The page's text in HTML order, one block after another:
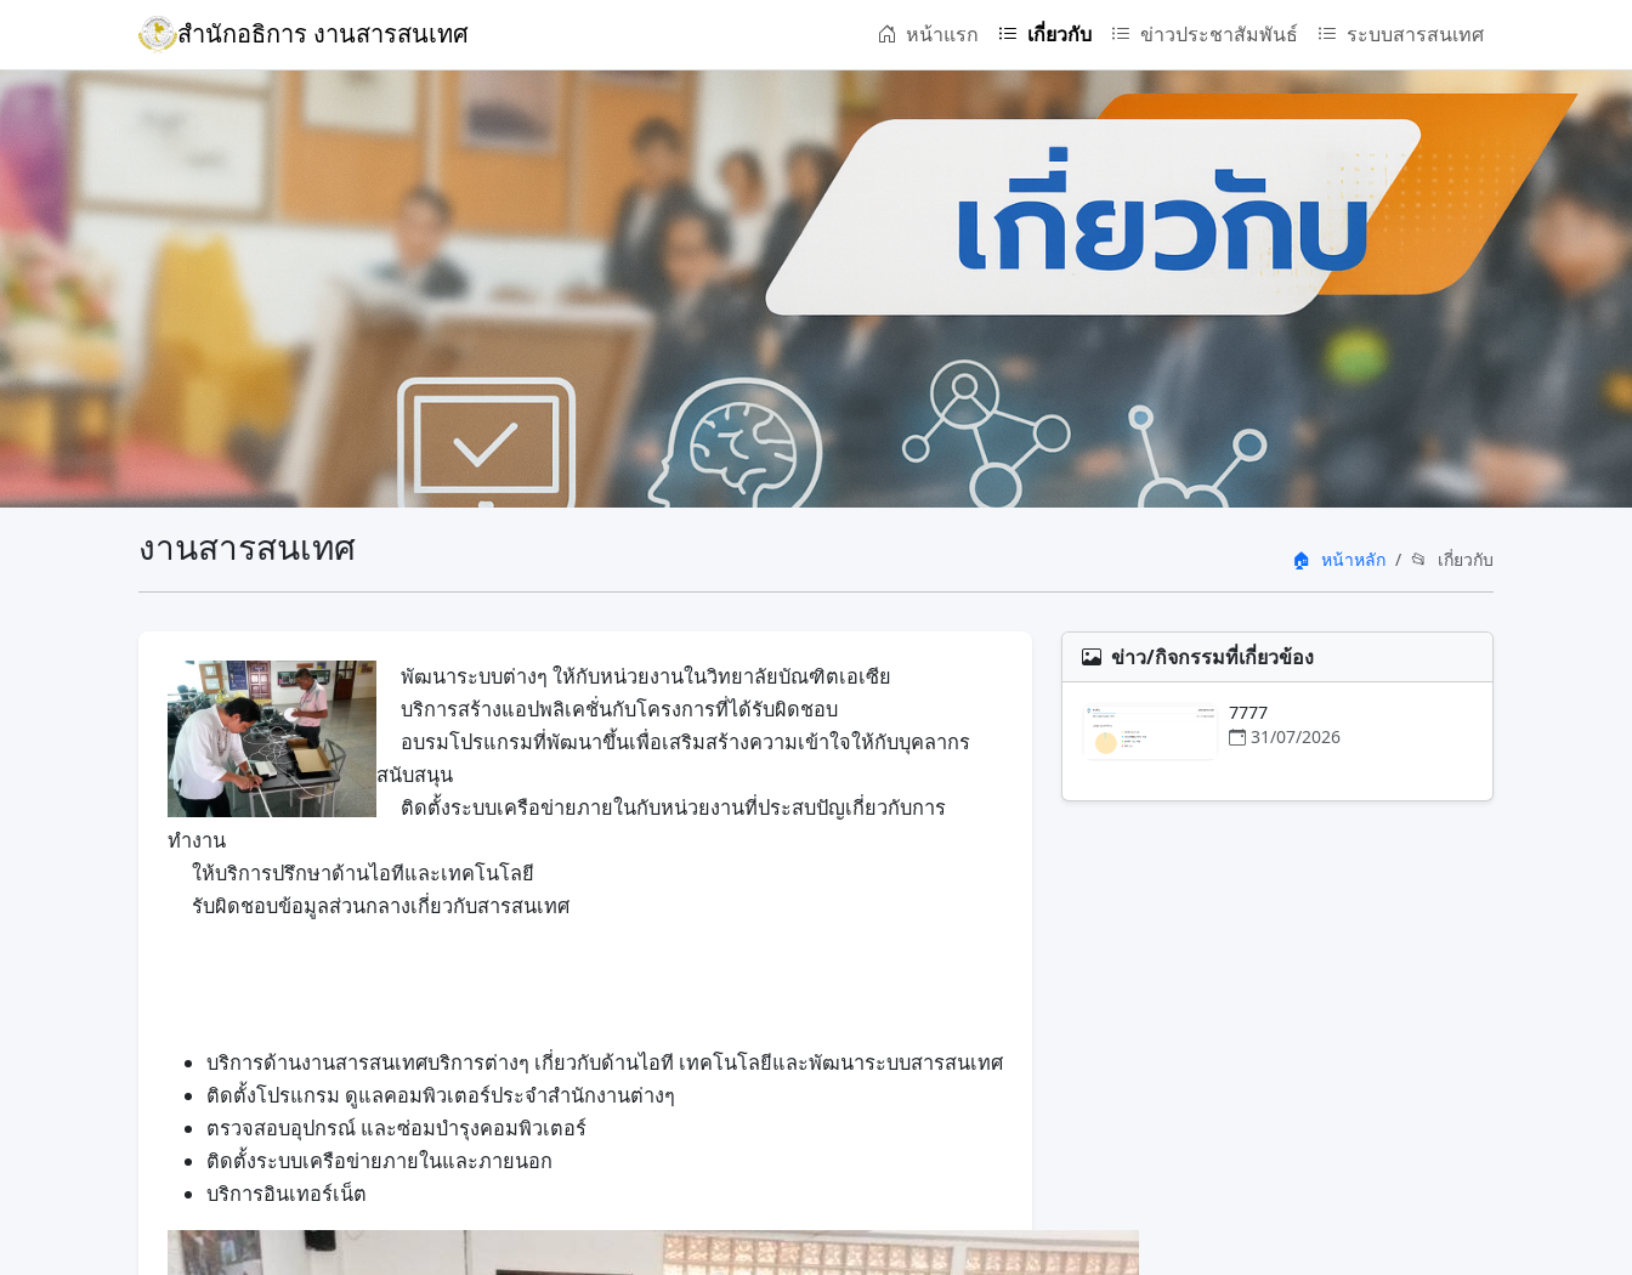
สำนักอธิการ งานสารสนเทศ หน้าแรก เกี่ยวกับ ข่าวประชาสัมพันธ์ ระบบสารสนเทศ
งานสารสนเทศ 🏠 หน้าหลัก 📂 เกี่ยวกับ
พัฒนาระบบต่างๆ ให้กับหน่วยงานในวิทยาลัยบัณฑิตเอเซีย
บริการสร้างแอปพลิเคชั่นกับโครงการที่ได้รับผิดชอบ
อบรมโปรแกรมที่พัฒนาขึ้นเพื่อเสริมสร้างความเข้าใจให้กับบุคลากร
สนับสนุน
ติดตั้งระบบเครือข่ายภายในกับหน่วยงานที่ประสบปัญเกี่ยวกับการ
ทำงาน
ให้บริการปรึกษาด้านไอทีและเทคโนโลยี
รับผิดชอบข้อมูลส่วนกลางเกี่ยวกับสารสนเทศ
บริการด้านงานสารสนเทศบริการต่างๆ เกี่ยวกับด้านไอที เทคโนโลยีและพัฒนาระบบสารสนเทศ
ติดตั้งโปรแกรม ดูแลคอมพิวเตอร์ประจำสำนักงานต่างๆ
ตรวจสอบอุปกรณ์ และซ่อมบำรุงคอมพิวเตอร์
ติดตั้งระบบเครือข่ายภายในและภายนอก
บริการอินเทอร์เน็ต
ข่าว/กิจกรรมที่เกี่ยวข้อง
7777
31/07/2026